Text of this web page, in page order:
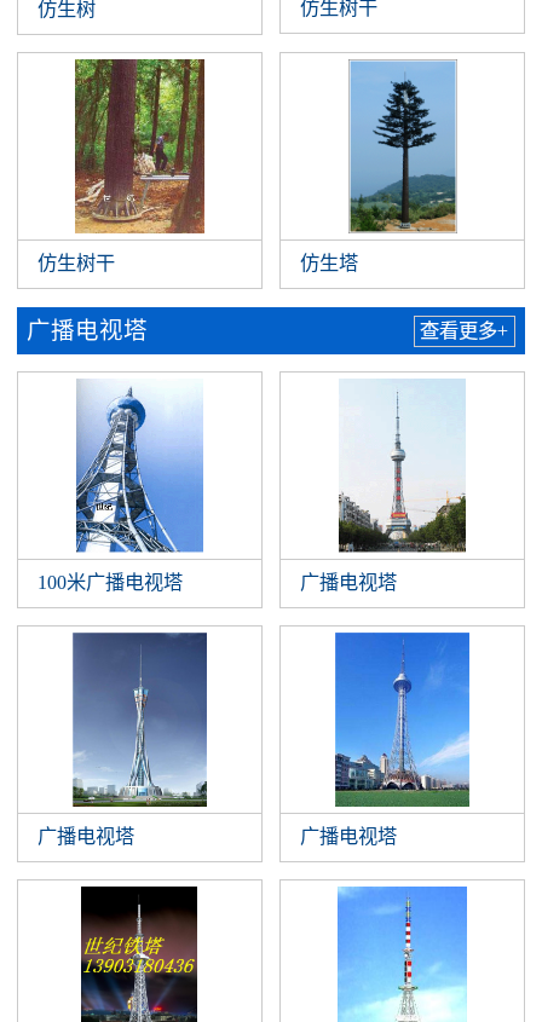
仿生树 仿生树干
仿生树干 仿生塔
广播电视塔 查看更多+
100米广播电视塔 广播电视塔
广播电视塔 广播电视塔